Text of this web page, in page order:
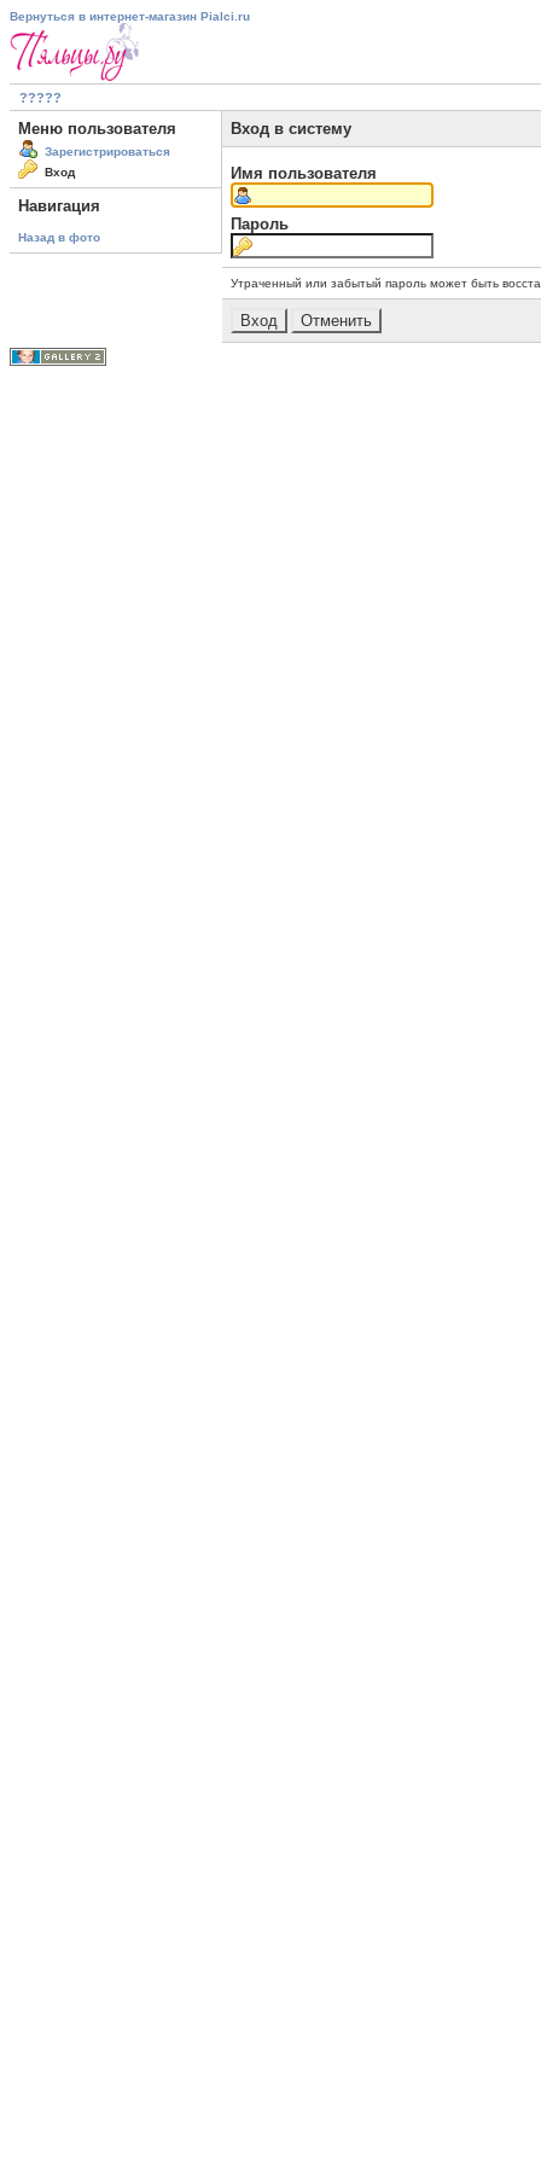
Вернуться в интернет-магазин Pialci.ru
?????
Меню пользователя
Зарегистрироваться
Вход
Навигация
Назад в фото
Вход в систему
Имя пользователя
Пароль
Утраченный или забытый пароль может быть